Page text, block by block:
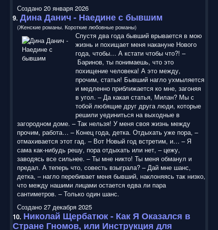
Создано 20 января 2026
9. Дина Данич - Наедине с бывшим
(Женские романы. Короткие любовные романы)
Спустя два года бывший врывается в мою
жизнь и похищает меня накануне Нового
года, чтобы… А кстати чтобы что?! –
Баринов, ты понимаешь, что это
похищение человека! А это между,
прочим, статья! Бывший нагло ухмыляется
и медленно приближается ко мне, загоняя
в угол. – Да какая статья, Милан? Мы с
тобой любящие друг друга люди, которые
решили уединиться на выходные в
загородном доме. – Так нельзя! У меня своя жизнь между
прочим, работа… – Конец года, детка. Отдыхать уже пора, –
отмахивается этот гад. – Вот Новый год встретим, и… – Я
сама как-нибудь решу, пора отдыхать или нет, – цежу,
заводясь все сильнее. – Ты мне никто! Ты меня обманул и
предал. А теперь что, совесть взыграла? – Дай мне шанс,
детка, – нагло перебивает меня бывший, наклоняясь так низко,
что между нашими лицами остается едва ли пара
сантиметров. – Только один шанс.
Создано 27 декабря 2025
10. Николай Щербатюк - Как Я Оказался в
Стране Гномов, или Инструкция для